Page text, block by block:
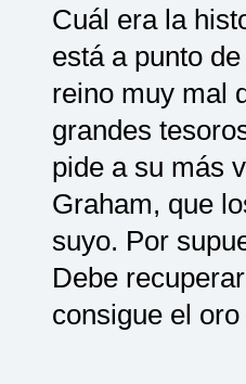
Cuál era la
está a punto
reino muy mal
grandes
pide a su más
Graham, que
suyo. Por
Debe
consigue el